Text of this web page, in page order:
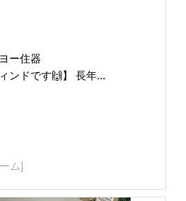
ー住器
ンドです🙌】 長年...
ム]